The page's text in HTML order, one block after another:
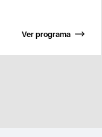
Ver programa